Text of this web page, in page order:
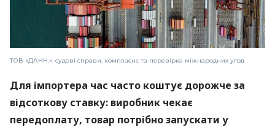
ТОВ «ДАНН.»: судові справи, комплаєнс та перевірка міжнародних угод
Для імпортера час часто коштує дорожче за
відсоткову ставку: виробник чекає
передоплату, товар потрібно запускати у